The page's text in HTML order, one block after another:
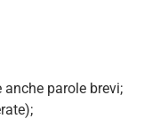
parole brevi;